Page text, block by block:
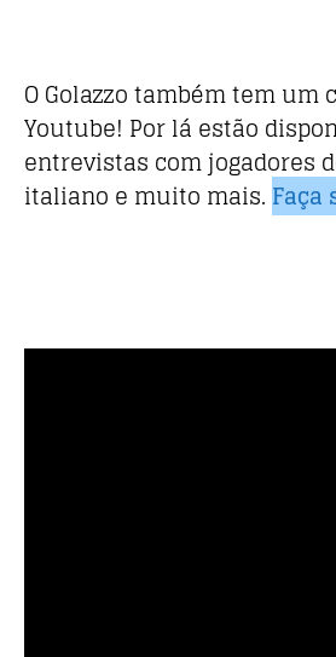
O Golazzo também tem um
Youtube! Por lá estão
entrevistas com jogadores
italiano e muito mais. Faça